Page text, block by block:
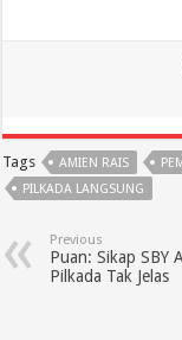
Tags AMIEN RAIS
PILKADA LANGSUNG
Previous
Puan: Sikap SBY
Pilkada Tak Jelas